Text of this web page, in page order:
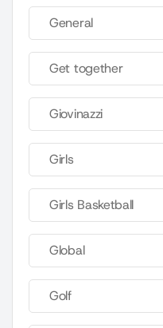
General
Get together
Giovinazzi
Girls
Girls Basketball
Global
Golf